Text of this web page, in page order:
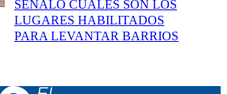
SEÑALÓ CUÁLES SON LOS
LUGARES HABILITADOS
PARA LEVANTAR BARRIOS